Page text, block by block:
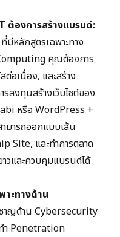
ต้องการสร้างแบรนด์:
หลักสูตรเฉพาะทาง
คุณต้องการ
ต่อเนื่อง, และสร้าง
ลงทุนสร้างเว็บไซต์ของ
หรือ WordPress +
มารถออกแบบเส้น
Site, และทำการตลาด
าวและควบคุมแบรนด์ได้
าะทางด้าน
าญด้าน Cybersecurity
ำ Penetration